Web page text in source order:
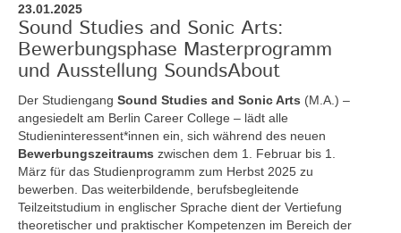
23.01.2025
Sound Studies and Sonic Arts:
Bewerbungsphase Masterprogramm
und Ausstellung SoundsAbout
Der Studiengang Sound Studies and Sonic Arts (M.A.) –
angesiedelt am Berlin Career College – lädt alle
Studieninteressent*innen ein, sich während des neuen
Bewerbungszeitraums zwischen dem 1. Februar bis 1.
März für das Studienprogramm zum Herbst 2025 zu
bewerben. Das weiterbildende, berufsbegleitende
Teilzeitstudium in englischer Sprache dient der Vertiefung
theoretischer und praktischer Kompetenzen im Bereich der